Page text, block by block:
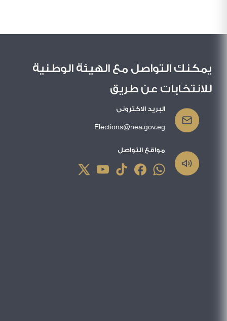
يمكنك التواصل مع الهيئة الوطنية
للانتخابات عن طريق
البريد الاكترونى
Elections@nea.gov.eg
مواقع التواصل